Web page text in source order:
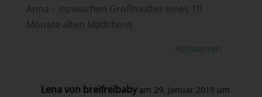
Anna – inzwischen Großmutter eines 10
Monate alten Mädchens
Antworten
Lena von breifreibaby am 29. Januar 2019 um